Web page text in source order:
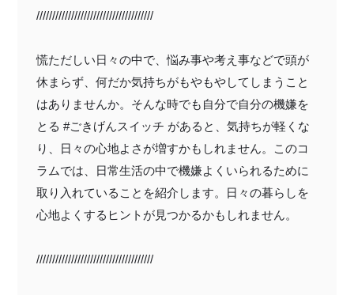
TOP
読みもの
会社概要
お問い合わせ
商品
特集記事
メンバー特典
ご利用ガイド
/////////////////////////////////////
慌ただしい日々の中で、悩み事や考え事などで頭が
休まらず、何だか気持ちがもやもやしてしまうこと
はありませんか。そんな時でも自分で自分の機嫌を
とる #ごきげんスイッチ があると、気持ちが軽くな
り、日々の心地よさが増すかもしれません。このコ
ラムでは、日常生活の中で機嫌よくいられるために
取り入れていることを紹介します。日々の暮らしを
心地よくするヒントが見つかるかもしれません。
/////////////////////////////////////